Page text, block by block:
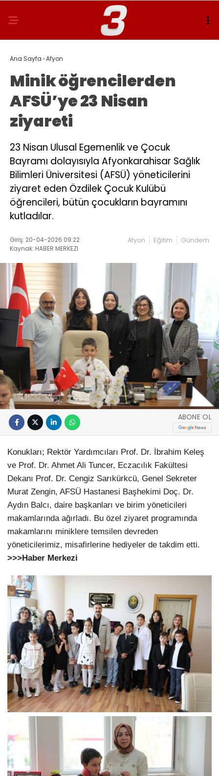
Ana Sayfa ›Afyon
Minik öğrencilerden
AFSÜ’ye 23 Nisan
ziyareti
23 Nisan Ulusal Egemenlik ve Çocuk
Bayramı dolayısıyla Afyonkarahisar Sağlık
Bilimleri Üniversitesi (AFSÜ) yöneticilerini
ziyaret eden Özdilek Çocuk Kulübü
öğrencileri, bütün çocukların bayramını
kutladılar.
Giriş: 20-04-2026 09:22
Kaynak: HABER MERKEZI
Afyon Eğitim Gündem
ABONE OL
Konukları; Rektör Yardımcıları Prof. Dr. İbrahim Keleş
ve Prof. Dr. Ahmet Ali Tuncer, Eczacılık Fakültesi
Dekanı Prof. Dr. Cengiz Sarıkürkcü, Genel Sekreter
Murat Zengin, AFSÜ Hastanesi Başhekimi Doç. Dr.
Aydın Balcı, daire başkanları ve birim yöneticileri
makamlarında ağırladı. Bu özel ziyaret programında
makamlarını miniklere temsilen devreden
yöneticilerimiz, misafirlerine hediyeler de takdim etti.
>>>Haber Merkezi